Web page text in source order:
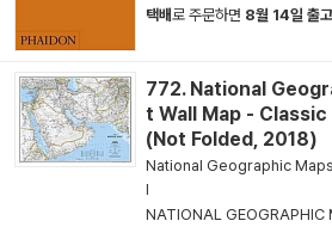
택배로 주문하면 8월 14일 출고
772. National
t Wall Map -
(Not Folded, 2018)
National Geographic Maps,
l
NATIONAL GEOGRAPHIC